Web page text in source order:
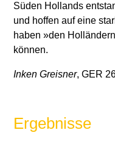
Süden Hollands
und hoffen auf eine
haben »den
können.
Inken Greisner, GER
Ergebnisse